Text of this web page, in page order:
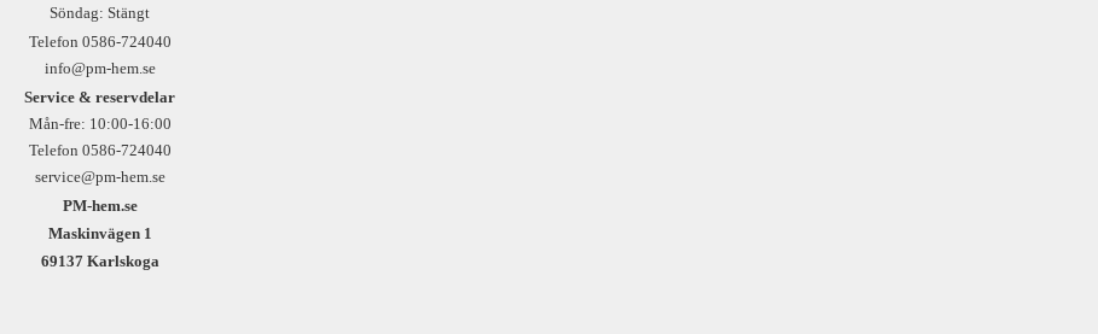
Söndag: Stängt
Telefon 0586-724040
info@pm-hem.se
Service & reservdelar
Mån-fre: 10:00-16:00
Telefon 0586-724040
service@pm-hem.se
PM-hem.se
Maskinvägen 1
69137 Karlskoga